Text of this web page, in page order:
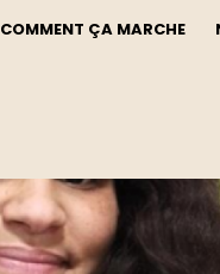
COMMENT ÇA MARCHE